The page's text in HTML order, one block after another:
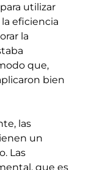
utilizar
eficiencia
la
que,
bien
las
un
Las
que es